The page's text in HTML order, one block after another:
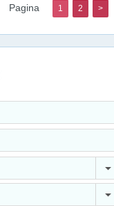
Pagina 1 2 >